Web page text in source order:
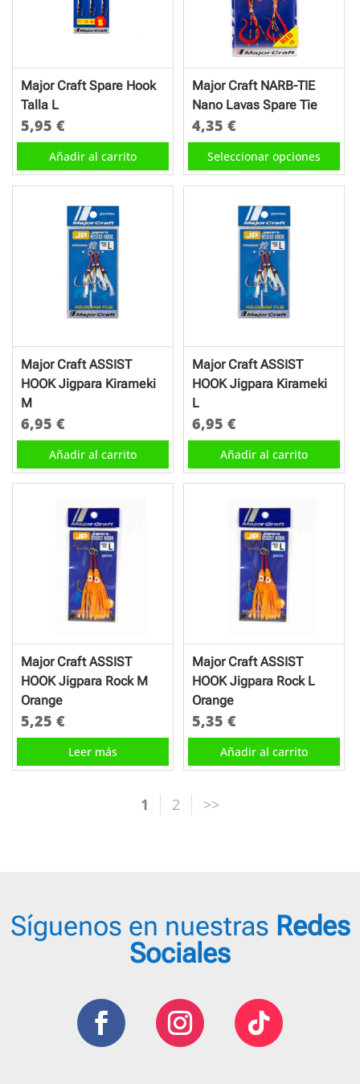
se
pueden
en
la
de
producto
se
pueden
elegir
en
la
página
de
producto
Major Craft Spare Hook
Talla L
5,95 €
Añadir al carrito
Major Craft NARB-TIE
Nano Lavas Spare Tie
4,35€
Seleccionar opciones
Este
producto
tiene
múltiples
variantes.
Las
opciones
se
pueden
en
la
producto
Major Craft ASSIST
HOOK Jigpara Kirameki
M
6,95 €
Añadir al carrito
Major Craft ASSIST
HOOK Jigpara Kirameki
L
6,95€
Añadir al carrito
Major Craft ASSIST
HOOK Jigpara Rock M
Orange
5,25 €
Leer más
Major Craft ASSIST
HOOK Jigpara Rock L
Orange
5,35€
Añadir al carrito
1 2
Síguenos en nuestras Redes
Sociales